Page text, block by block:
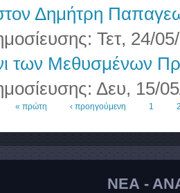
Δημήτρη
Τετ, 24/
των Μεθυσμένων
Δευ, 15/
« πρώτη ‹ προηγούμενη 1
ΝΕΑ -